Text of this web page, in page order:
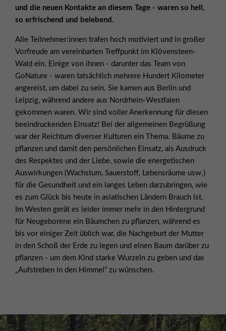
und die neuen Kontakte an diesem Tage - waren so hell,
so erfrischend und belebend.
Alle Teilnehmer:innen trafen hoch motiviert und in großer
Vorfreude am vereinbarten Treffpunkt im Klövensteen-
Wald ein. Einige von ihnen - darunter das Team von
GoNature - waren tatsächlich mehrere Hundert Kilometer
angereist, um dabei zu sein. Sie kamen aus Berlin und
Leipzig, während andere aus Nordrhein-Westfalen
gekommen waren. Wir sind voller Anerkennung für diesen
beeindruckenden Einsatz! Bei der allgemeinen Begrüßung
war der Reichtum diverser Kulturen ein Thema. Bäume zu
pflanzen und damit den persönlichen Einsatz, als Ausdruck
des Respektes und der Liebe, sowie die energetischen
Auswirkungen (Wachstum, Sauerstoff, Lebensräume usw.)
für die Gesundheit und ein langes Leben darzubringen, wie
es zum Glück bis heute in asiatischen Ländern Brauch ist.
Im Westen gerät es leider immer mehr in den Hintergrund
für Neugeborene ein Bäumchen zu pflanzen, während es
bis vor einiger Zeit üblich war, die Nachgeburt der Mutter
in den Schoß der Erde zu legen und einen Baum darüber zu
pflanzen - um dem Kind starke Wurzeln zu geben und das
„Aufstreben in den Himmel“ zu wünschen.